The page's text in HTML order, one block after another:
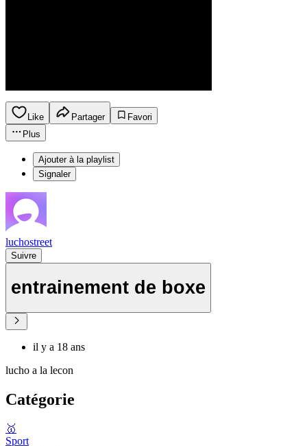
Like Partager
Favori
Plus
Ajouter à la playlist
Signaler
luchostreet
Suivre
entrainement de boxe
il y a 18 ans
lucho a la lecon
Catégorie
🥇
Sport